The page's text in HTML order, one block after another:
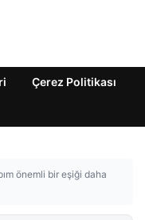
Çerez Politikası
önemli bir eşiği daha